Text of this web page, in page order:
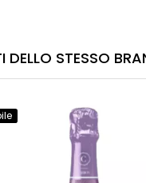
DELLO STESSO